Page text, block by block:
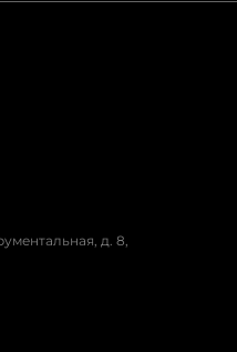
д. 8,